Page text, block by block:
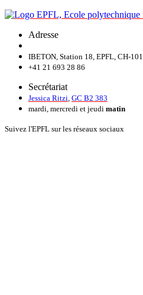
Adresse
IBETON, Station 18, EPFL, CH-
+41 21 693 28 86
Secrétariat
Jessica Ritzi GC B2 383
mardi, mercredi et jeudi matin
Suivez l'EPFL sur les réseaux sociaux